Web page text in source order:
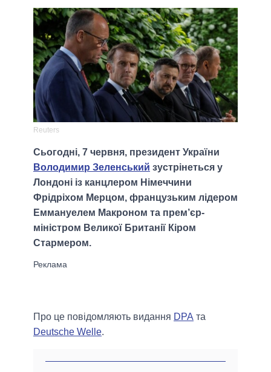
Reuters
Сьогодні, 7 червня, президент України
Володимир Зеленський зустрінеться у
Лондоні із канцлером Німеччини
Фрідріхом Мерцом, французьким лідером
Еммануелем Макроном та прем’єр-
міністром Великої Британії Кіром
Стармером.
Про це повідомляють видання DPA та
Deutsche Welle.